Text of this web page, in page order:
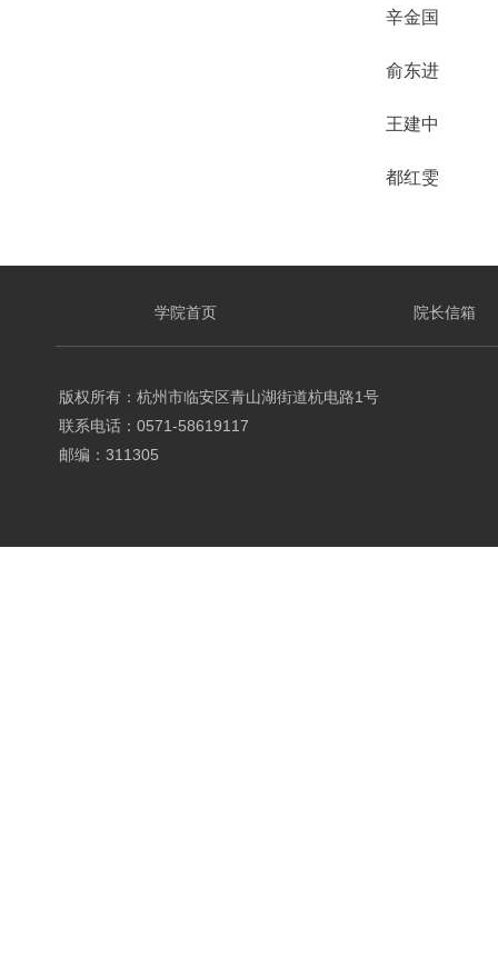
辛金国
俞东进
王建中
都红雯
学院首页 院长信箱
版权所有：杭州市临安区青山湖街道杭电路1号
联系电话：0571-58619117
邮编：311305